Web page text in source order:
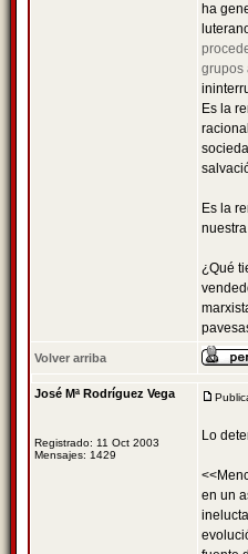
ha
grupos
Es la
Es la
¿Qué
Volver arriba
José Mª Rodríguez Vega
Registrado: 11 Oct 2003
Mensajes: 1429
Lo
en un